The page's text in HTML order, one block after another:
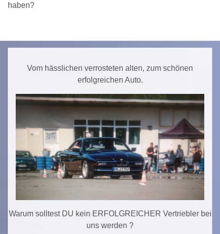
haben?
Vom hässlichen verrosteten alten, zum schönen
erfolgreichen Auto.
Warum solltest DU kein ERFOLGREICHER Vertriebler bei
uns werden ?